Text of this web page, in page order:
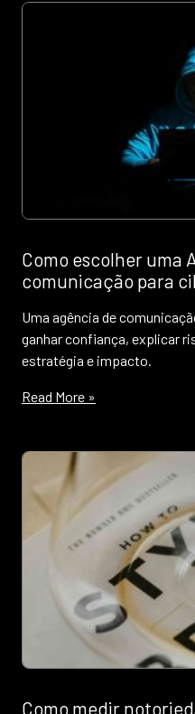
Como escolher uma
comunicação para
Uma agência de
ganhar confiança, explicar
estratégia e impacto.
Read More »
Como medir